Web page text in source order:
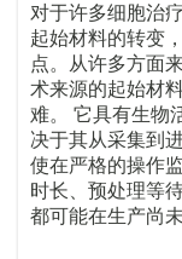
对于许多细胞治
起始材料的转变
点。从许多方面
术来源的起始材
难。 它具有生物
决于其从采集到
使在严格的操作
时长、预处理等
都可能在生产尚